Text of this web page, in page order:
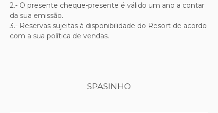
2.- O presente cheque-presente é válido um ano a contar
da sua emissão.
3.- Reservas sujeitas à disponibilidade do Resort de acordo
com a sua política de vendas.
SPASINHO